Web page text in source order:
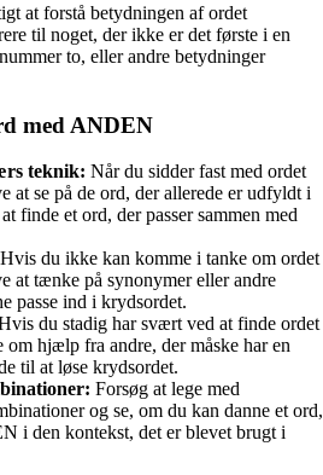
at forstå betydningen af ordet
til noget, der ikke er det første i en
to, eller andre betydninger
med ANDEN
teknik: Når du sidder fast med ordet
at se på de ord, der allerede er udfyldt i
finde et ord, der passer sammen med
Hvis du ikke kan komme i tanke om ordet
at tænke på synonymer eller andre
passe ind i krydsordet.
du stadig har svært ved at finde ordet
hjælp fra andre, der måske har en
til at løse krydsordet.
Forsøg at lege med
og se, om du kan danne et ord,
i den kontekst, det er blevet brugt i